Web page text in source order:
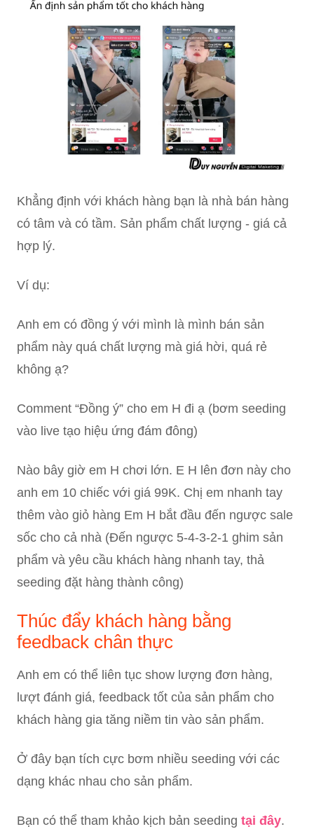
Khẳng định với khách hàng bạn là nhà bán hàng
có tâm và có tầm. Sản phẩm chất lượng - giá cả
hợp lý.
Ví dụ:
Anh em có đồng ý với mình là mình bán sản
phẩm này quá chất lượng mà giá hời, quá rẻ
không ạ?
Comment “Đồng ý” cho em H đi ạ (bơm seeding
vào live tạo hiệu ứng đám đông)
Nào bây giờ em H chơi lớn. E H lên đơn này cho
anh em 10 chiếc với giá 99K. Chị em nhanh tay
thêm vào giỏ hàng Em H bắt đầu đến ngược sale
sốc cho cả nhà (Đến ngược 5-4-3-2-1 ghim sản
phẩm và yêu cầu khách hàng nhanh tay, thả
seeding đặt hàng thành công)
Thúc đẩy khách hàng bằng
feedback chân thực
Anh em có thể liên tục show lượng đơn hàng,
lượt đánh giá, feedback tốt của sản phẩm cho
khách hàng gia tăng niềm tin vào sản phẩm.
Ở đây bạn tích cực bơm nhiều seeding với các
dạng khác nhau cho sản phẩm.
Bạn có thể tham khảo kịch bản seeding tại đây.